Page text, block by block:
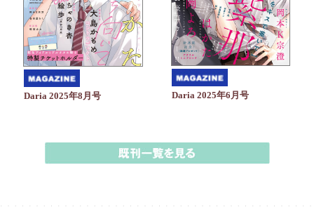
Daria 2025年8月号 Daria 2025年6月号